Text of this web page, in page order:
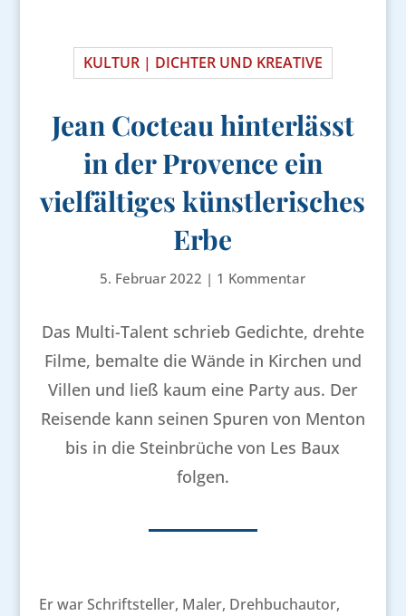
KULTUR | DICHTER UND KREATIVE
Jean Cocteau hinterlässt
in der Provence ein
vielfältiges künstlerisches
Erbe
5. Februar 2022 | 1 Kommentar
Das Multi-Talent schrieb Gedichte, drehte
Filme, bemalte die Wände in Kirchen und
Villen und ließ kaum eine Party aus. Der
Reisende kann seinen Spuren von Menton
bis in die Steinbrüche von Les Baux
folgen.
Er war Schriftsteller, Maler, Drehbuchautor,